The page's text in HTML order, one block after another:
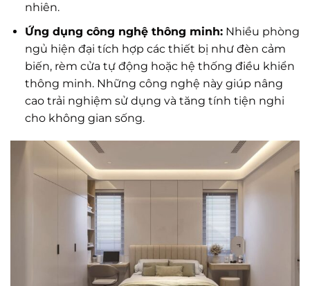
nhiên.
Ứng dụng công nghệ thông minh:Nhiều phòng
ngủ hiện đại tích hợp các thiết bị như đèn cảm
biến, rèm cửa tự động hoặc hệ thống điều khiển
thông minh. Những công nghệ này giúp nâng
cao trải nghiệm sử dụng và tăng tính tiện nghi
cho không gian sống.